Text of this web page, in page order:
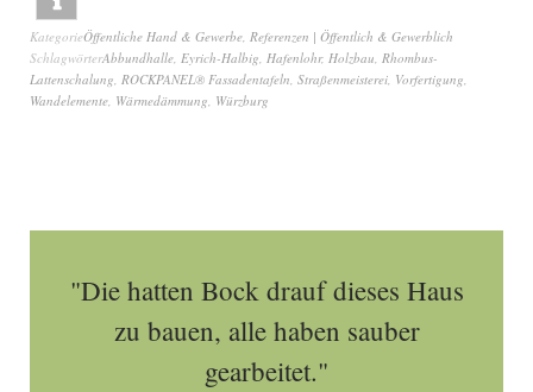
KategorieÖffentliche Hand & Gewerbe, Referenzen | Öffentlich & Gewerblich
SchlagwörterAbbundhalle, Eyrich-Halbig, Hafenlohr, Holzbau, Rhombus-
Lattenschalung, ROCKPANEL® Fassadentafeln, Straßenmeisterei, Vorfertigung,
Wandelemente, Wärmedämmung, Würzburg
"Die hatten Bock drauf dieses Haus
zu bauen, alle haben sauber
gearbeitet."